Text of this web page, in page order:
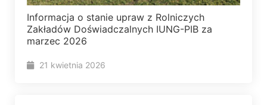
Informacja o stanie upraw z Rolniczych
Zakładów Doświadczalnych IUNG-PIB za
marzec 2026
21 kwietnia 2026